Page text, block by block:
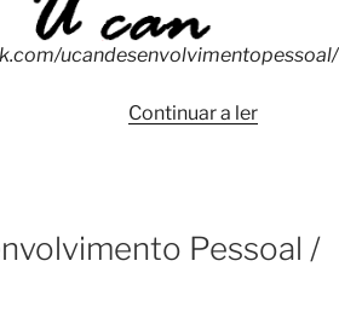
ucandesenvolvimentopessoal/
Continuar a ler“U
7
Pessoal /